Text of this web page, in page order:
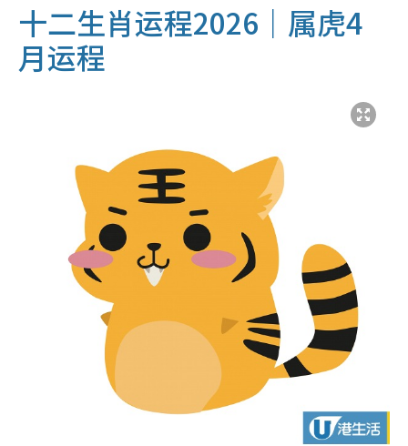
十二生肖运程2026｜属虎4
月运程